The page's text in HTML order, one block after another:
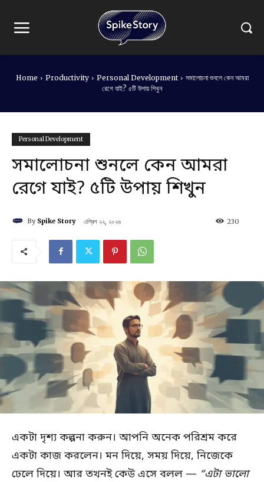
Home Productivity Personal Development
সমালোচনা শুনলে কেন আমরা
রেগে যাই? ৫টি উপায় শিখুন
Personal Development
সমালোচনা শুনলে কেন আমরা
রেগে যাই? ৫টি উপায় শিখুন
By Spike Story এপ্রিল ২২, ২০২৬ 230
একটা দৃশ্য কল্পনা করুন। আপনি অনেক পরিশ্রম করে
একটা কাজ করলেন। মন দিয়ে, সময় দিয়ে, নিজেকে
ঢেলে দিয়ে। আর তখনই কেউ এসে বলল — “এটা ভালো